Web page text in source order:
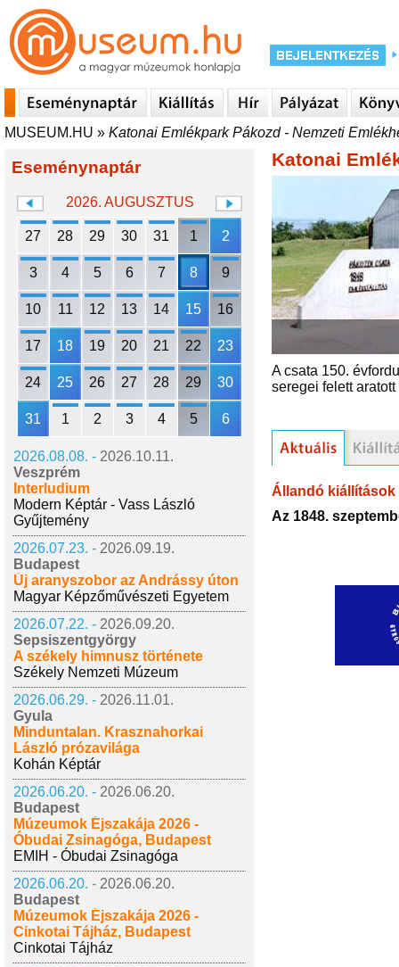
MUSEUM.HU » Katonai Emlékpark Pákozd - Nemzeti
Eseménynaptár
2026. AUGUSZTUS
27 28 29 30 31 1 2
3 4 5 6 7 8 9
10 11 12 13 14 15 16
17 18 19 20 21 22 23
24 25 26 27 28 29 30
31 1 2 3 4 5 6
2026.08.08. - 2026.10.11.
Veszprém
Interludium
Modern Képtár - Vass László
Gyűjtemény
2026.07.23. - 2026.09.19.
Budapest
Új aranyszobor az Andrássy úton
Magyar Képzőművészeti Egyetem
2026.07.22. - 2026.09.20.
Sepsiszentgyörgy
A székely himnusz története
Székely Nemzeti Múzeum
2026.06.29. - 2026.11.01.
Gyula
Minduntalan. Krasznahorkai
László prózavilága
Kohán Képtár
2026.06.20. - 2026.06.20.
Budapest
Múzeumok Éjszakája 2026 -
Óbudai Zsinagóga, Budapest
EMIH - Óbudai Zsinagóga
2026.06.20. - 2026.06.20.
Budapest
Múzeumok Éjszakája 2026 -
Cinkotai Tájház, Budapest
Cinkotai Tájház
Katonai
A csata 150.
seregei felett
Állandó kiállítások
Az 1848.